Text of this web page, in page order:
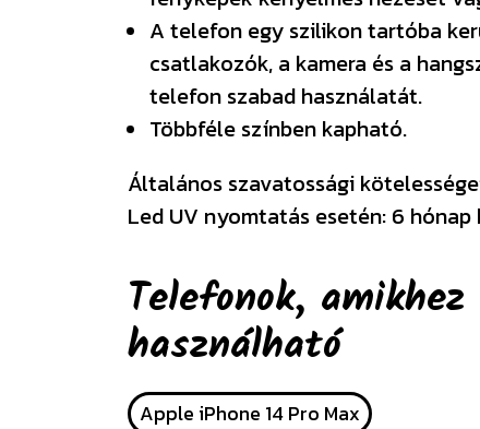
A telefon egy szilikon tartóba
csatlakozók, a kamera és a
telefon szabad használatát.
Többféle színben kapható.
Általános szavatossági
Led UV nyomtatás esetén: 6 hónap
Telefonok,
használható
Apple iPhone 14 Pro Max